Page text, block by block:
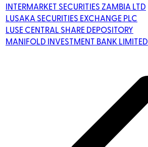
INTERMARKET SECURITIES ZAMBIA LTD
LUSAKA SECURITIES EXCHANGE PLC
LUSE CENTRAL SHARE DEPOSITORY
MANIFOLD INVESTMENT BANK LIMITED